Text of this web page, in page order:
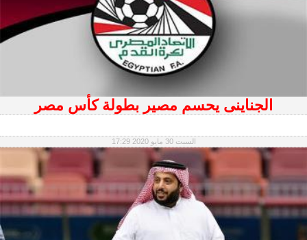
الجناينى يحسم مصير بطولة كأس مصر
السبت 30 مايو 2020 17:29